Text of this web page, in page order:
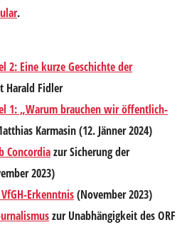
.
2: Eine kurze Geschichte der
Harald Fidler
1: „Warum brauchen wir öffentlich-
Karmasin (12. Jänner 2024)
Concordiazur Sicherung der
2023)
Erkenntnis(November 2023)
zur Unabhängigkeit des ORF